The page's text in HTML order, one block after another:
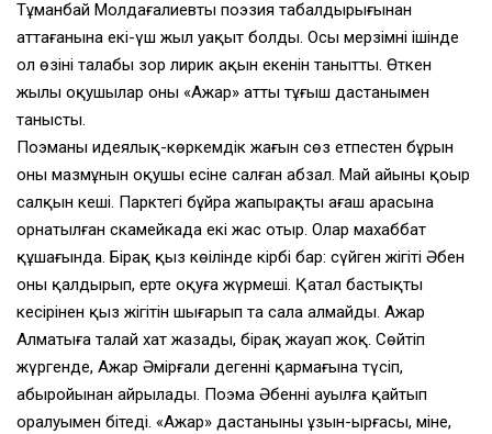
Тұманбай Молдағалиевтың поэзия табалдырығынан
аттағанына екі-үш жыл уақыт болды. Осы мерзімнің ішінде
ол өзінің талабы зор лирик ақын екенін танытты. Өткен
жылы оқушылар оның «Ажар» атты тұңғыш дастанымен
танысты.
Поэманың идеялық-көркемдік жағын сөз етпестен бұрын
оның мазмұнын оқушы есіне салған абзал. Май айының қоңыр
салқын кеші. Парктегі бұйра жапырақты ағаш арасына
орнатылған скамейкада екі жас отыр. Олар махаббат
құшағында. Бірақ қыз көңілінде кірбің бар: сүйген жігіті Әбен
оны қалдырып, ертең оқуға жүрмеші. Қатал бастықтың
кесірінен қыз жігітін шығарып та сала алмайды. Ажар
Алматыға талай хат жазады, бірақ жауап жоқ. Сөйтіп
жүргенде, Ажар Әмірғали дегеннің қармағына түсіп,
абыройынан айрылады. Поэма Әбеннің ауылға қайтып
оралуымен бітеді. «Ажар» дастанының ұзын-ырғасы, міне,